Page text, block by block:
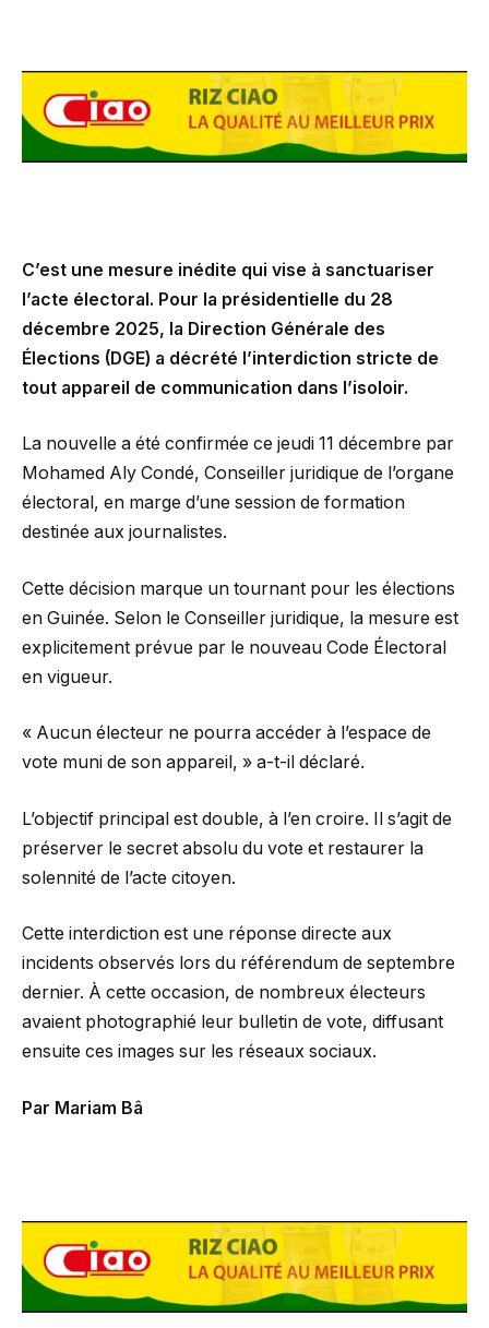
C’est une mesure inédite qui vise à sanctuariser
l’acte électoral. Pour la présidentielle du 28
décembre 2025, la Direction Générale des
Élections (DGE) a décrété l’interdiction stricte de
tout appareil de communication dans l’isoloir.
La nouvelle a été confirmée ce jeudi 11 décembre par
Mohamed Aly Condé, Conseiller juridique de l’organe
électoral, en marge d’une session de formation
destinée aux journalistes.
Cette décision marque un tournant pour les élections
en Guinée. Selon le Conseiller juridique, la mesure est
explicitement prévue par le nouveau Code Électoral
en vigueur.
« Aucun électeur ne pourra accéder à l’espace de
vote muni de son appareil, » a-t-il déclaré.
L’objectif principal est double, à l’en croire. Il s’agit de
préserver le secret absolu du vote et restaurer la
solennité de l’acte citoyen.
Cette interdiction est une réponse directe aux
incidents observés lors du référendum de septembre
dernier. À cette occasion, de nombreux électeurs
avaient photographié leur bulletin de vote, diffusant
ensuite ces images sur les réseaux sociaux.
Par Mariam Bâ